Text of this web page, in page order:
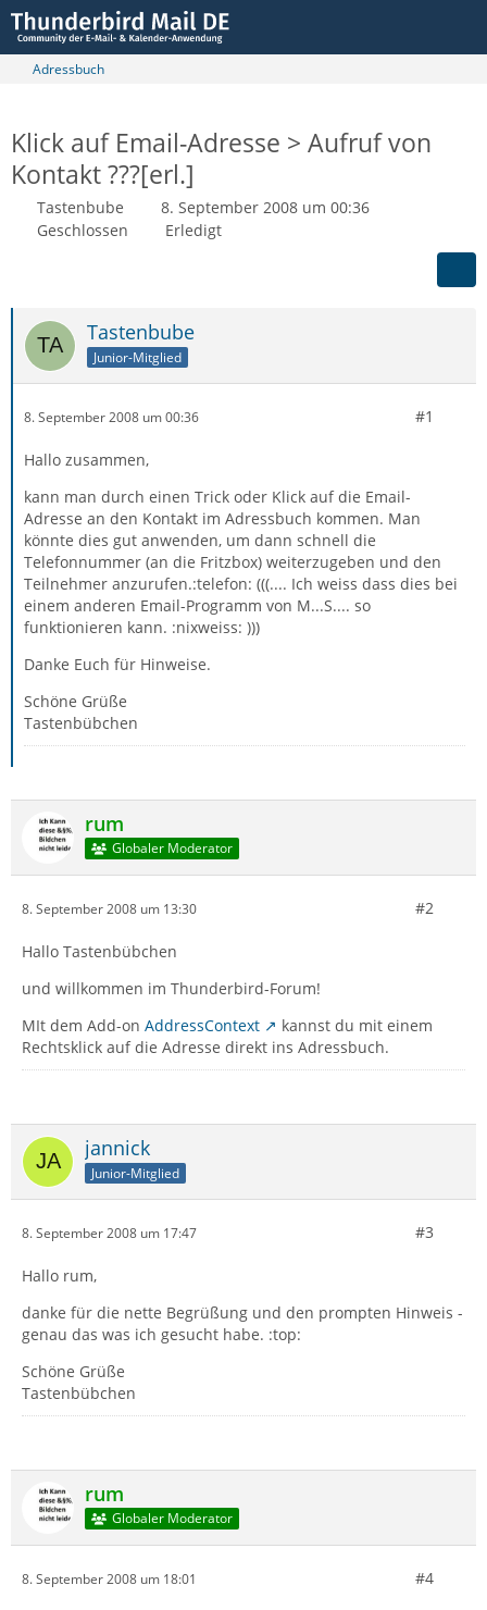
Adressbuch
Klick auf Email-Adresse > Aufruf von
Kontakt ???[erl.]
Tastenbube
8. September 2008 um 00:36
Geschlossen
Erledigt
Tastenbube
Junior-Mitglied
8. September 2008 um 00:36 #1
Hallo zusammen,
kann man durch einen Trick oder Klick auf die Email-
Adresse an den Kontakt im Adressbuch kommen. Man
könnte dies gut anwenden, um dann schnell die
Telefonnummer (an die Fritzbox) weiterzugeben und den
Teilnehmer anzurufen.:telefon: (((.... Ich weiss dass dies bei
einem anderen Email-Programm von M...S.... so
funktionieren kann. :nixweiss: )))
Danke Euch für Hinweise.
Schöne Grüße
Tastenbübchen
rum
Globaler Moderator
8. September 2008 um 13:30 #2
Hallo Tastenbübchen
und willkommen im Thunderbird-Forum!
MIt dem Add-on AddressContext
kannst du mit einem
Rechtsklick auf die Adresse direkt ins Adressbuch.
jannick
Junior-Mitglied
8. September 2008 um 17:47 #3
Hallo rum,
danke für die nette Begrüßung und den prompten Hinweis -
genau das was ich gesucht habe. :top:
Schöne Grüße
Tastenbübchen
rum
Globaler Moderator
8. September 2008 um 18:01 #4